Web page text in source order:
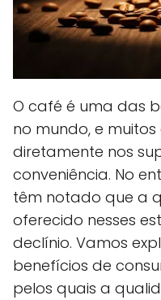
O café é uma das
no mundo, e
diretamente nos
conveniência. No
têm notado que a
oferecido nesses
declínio. Vamos
benefícios de
pelos quais a